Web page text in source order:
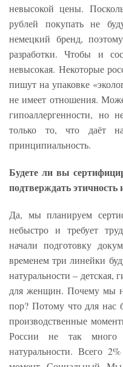
невысокой цены.
рублей покупать не
немецкий бренд,
разработки. Чтобы и
невысокая. Некоторые
пишут на упаковке
не имеет отношения.
гипоаллергенности, но
только то, что даёт
принципиальность.
Будете ли вы
подтверждать этичность
Да, мы планируем
небыстро и требует
начали подготовку
временем три линейки
натуральности – детская,
для женщин. Почему мы
пор? Потому что для нас
производственные
России не так много
натуральности. Всего